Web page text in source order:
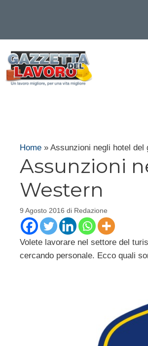
contenuto
Home » Assunzioni negli hotel del
Assunzioni
Western
9 Agosto 2016 di Redazione
Volete lavorare nel settore del
cercando personale. Ecco quali